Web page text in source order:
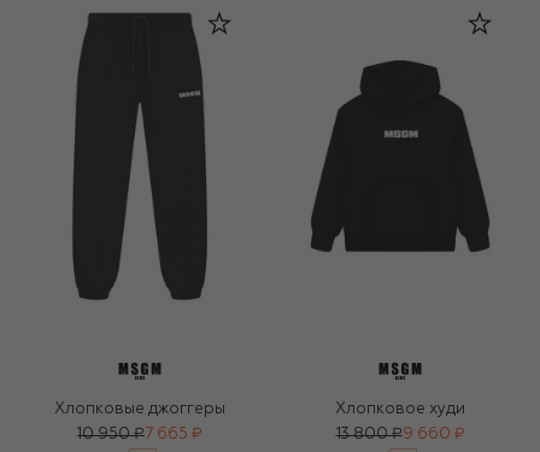
Хлопковые джоггеры
10 950 ₽7 665 ₽
Хлопковое худи
13 800 ₽9 660 ₽